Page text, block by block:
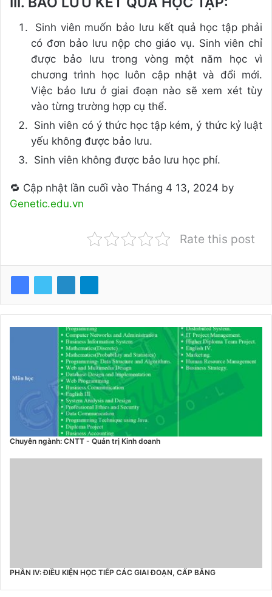
Sinh viên muốn bảo lưu kết quả học tập phải
có đơn bảo lưu nộp cho giáo vụ. Sinh viên chỉ
được bảo lưu trong vòng một năm học vì
chương trình học luôn cập nhật và đổi mới.
Việc bảo lưu ở giai đoạn nào sẽ xem xét tùy
vào từng trường hợp cụ thể.
Sinh viên có ý thức học tập kém, ý thức kỷ luật
yếu không được bảo lưu.
Sinh viên không được bảo lưu học phí.
🔁 Cập nhật lần cuối vào Tháng 4 13, 2024 by
Genetic.edu.vn
Rate this post
Chuyên ngành: CNTT - Quản trị Kinh doanh
PHẦN IV: ĐIỀU KIỆN HỌC TIẾP CÁC GIAI ĐOẠN, CẤP BẰNG